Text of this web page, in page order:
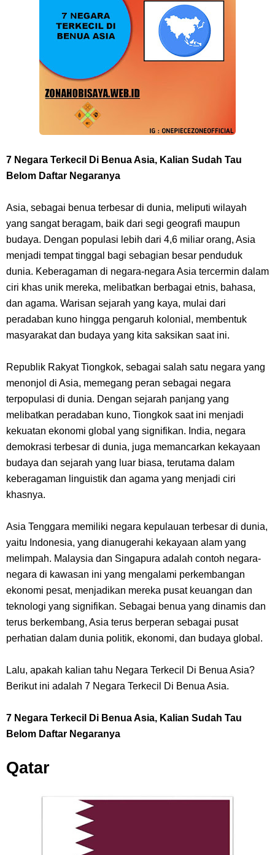
Mera No Mi
Profil Anwar Hafid, Politisi Yang Mernjadi Gubernur Provinsi Sulawesi
Resep Pesmol Ikan Mas, Makanan Khas Sunda Dengan Rasa Yang
Arti Bendera Barbados, Negara Kepulauan Yang Terletak Di Kawasan
Cara Daftar Danamon Mobile Banking, Mudah Banget Dan Lengkap
Caranya Disini
7 Fakta Elbaph One Piece, Menjadi Tempat Yang Sangat Ingin
Dikunjungi Usopp
Wanita Milik Sanji
7 Klub Pertama Yang Menjuarai Liga Champions, Apa Klub Jagoan
Kamu Termasuk
Arti Bendera Palau, Negara Kepulauan Yang Berada Di Kawasan
Cara Membuat Linktree Instagram, Sangat Mudah Untuk Kamu
Lakukan Sendiri
7 Fakta Gaban One Piece, Orang Yang Telah Memberikan Kunci Borgol
Milik Loki
Profil Slamet Rahardjo, Aktor Dengan Peran Penting Dalam Perfilman
Indonesia
Cara Bayar Akulaku Lewat Gopay, Sangat Mudah Dan Tidak Ribet
7 Negara Terkecil Di Benua Asia, Kalian Sudah Tau
Belom Daftar Negaranya
Asia, sebagai benua terbesar di dunia, meliputi wilayah
yang sangat beragam, baik dari segi geografi maupun
budaya. Dengan populasi lebih dari 4,6 miliar orang, Asia
menjadi tempat tinggal bagi sebagian besar penduduk
dunia. Keberagaman di negara-negara Asia tercermin dalam
ciri khas unik mereka, melibatkan berbagai etnis, bahasa,
dan agama. Warisan sejarah yang kaya, mulai dari
peradaban kuno hingga pengaruh kolonial, membentuk
masyarakat dan budaya yang kita saksikan saat ini.
Republik Rakyat Tiongkok, sebagai salah satu negara yang
menonjol di Asia, memegang peran sebagai negara
terpopulasi di dunia. Dengan sejarah panjang yang
melibatkan peradaban kuno, Tiongkok saat ini menjadi
kekuatan ekonomi global yang signifikan. India, negara
demokrasi terbesar di dunia, juga memancarkan kekayaan
budaya dan sejarah yang luar biasa, terutama dalam
keberagaman linguistik dan agama yang menjadi ciri
khasnya.
Asia Tenggara memiliki negara kepulauan terbesar di dunia,
yaitu Indonesia, yang dianugerahi kekayaan alam yang
melimpah. Malaysia dan Singapura adalah contoh negara-
negara di kawasan ini yang mengalami perkembangan
ekonomi pesat, menjadikan mereka pusat keuangan dan
teknologi yang signifikan. Sebagai benua yang dinamis dan
terus berkembang, Asia terus berperan sebagai pusat
perhatian dalam dunia politik, ekonomi, dan budaya global.
Lalu, apakah kalian tahu Negara Terkecil Di Benua Asia?
Berikut ini adalah 7 Negara Terkecil Di Benua Asia.
7 Negara Terkecil Di Benua Asia, Kalian Sudah Tau
Belom Daftar Negaranya
Qatar